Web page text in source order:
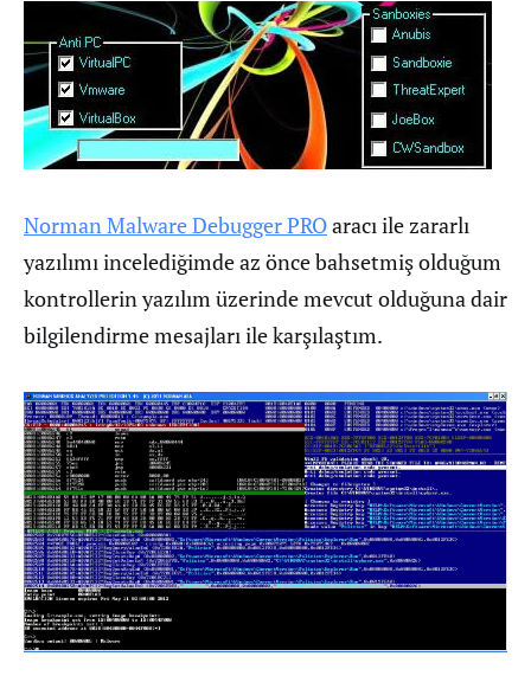
Norman Malware Debugger PROaracı ile zararlı
yazılımı incelediğimde az önce bahsetmiş olduğum
kontrollerin yazılım üzerinde mevcut olduğuna dair
bilgilendirme mesajları ile karşılaştım.